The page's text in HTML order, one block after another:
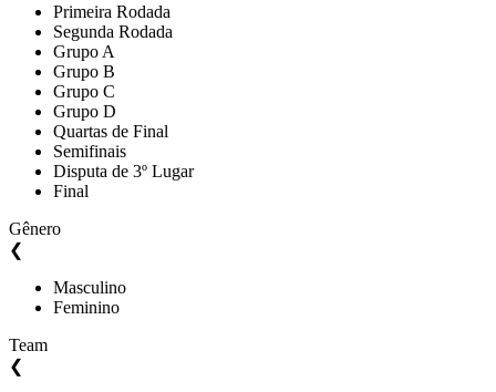
Primeira Rodada
Segunda Rodada
Grupo A
Grupo B
Grupo C
Grupo D
Quartas de Final
Semifinais
Disputa de 3º Lugar
Final
Gênero
❮
Masculino
Feminino
Team
❮